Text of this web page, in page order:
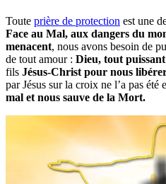
Toute prière de protection est une
Face au Mal, aux dangers du
menacent, nous avons besoin de
de tout amour : Dieu, tout
fils Jésus-Christ pour nous
par Jésus sur la croix ne l’a pas été
mal et nous sauve de la Mort.